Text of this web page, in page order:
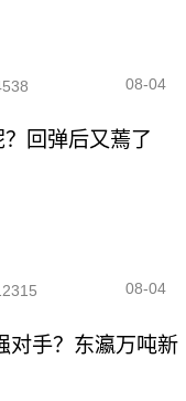
08-04
回弹后又蔫了
08-04
对手？东瀛万吨新